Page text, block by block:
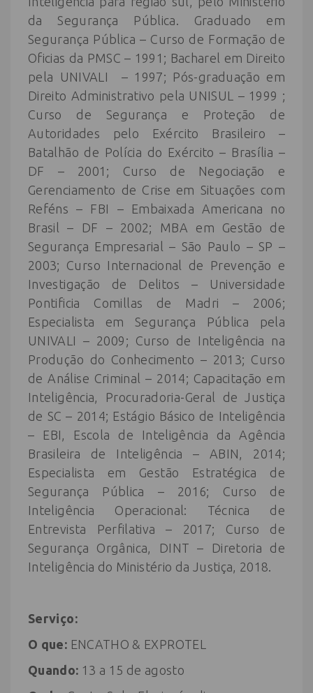
da Segurança Pública. Graduado em
Segurança Pública – Curso de Formação de
Oficias da PMSC – 1991; Bacharel em Direito
pela UNIVALI – 1997; Pós-graduação em
Direito Administrativo pela UNISUL – 1999 ;
Curso de Segurança e Proteção de
Autoridades pelo Exército Brasileiro –
Batalhão de Polícia do Exército – Brasília –
DF – 2001; Curso de Negociação e
Gerenciamento de Crise em Situações com
Reféns – FBI – Embaixada Americana no
Brasil – DF – 2002; MBA em Gestão de
Segurança Empresarial – São Paulo – SP –
2003; Curso Internacional de Prevenção e
Investigação de Delitos – Universidade
Pontificia Comillas de Madri – 2006;
Especialista em Segurança Pública pela
UNIVALI – 2009; Curso de Inteligência na
Produção do Conhecimento – 2013; Curso
de Análise Criminal – 2014; Capacitação em
Inteligência, Procuradoria-Geral de Justiça
de SC – 2014; Estágio Básico de Inteligência
– EBI, Escola de Inteligência da Agência
Brasileira de Inteligência – ABIN, 2014;
Especialista em Gestão Estratégica de
Segurança Pública – 2016; Curso de
Inteligência Operacional: Técnica de
Entrevista Perfilativa – 2017; Curso de
Segurança Orgânica, DINT – Diretoria de
Inteligência do Ministério da Justiça, 2018.
Serviço:
O que: ENCATHO & EXPROTEL
Quando: 13 a 15 de agosto